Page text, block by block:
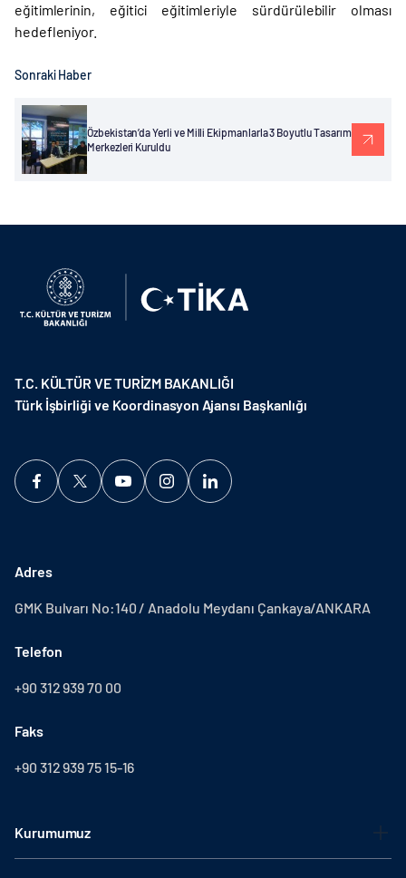
eğitimlerinin, eğitici eğitimleriyle sürdürülebilir olması
hedefleniyor.
Sonraki Haber
Özbekistan’da Yerli ve Milli Ekipmanlarla 3 Boyutlu Tasarım
Merkezleri Kuruldu
T.C. KÜLTÜR VE TURİZM BAKANLIĞI
Türk İşbirliği ve Koordinasyon Ajansı Başkanlığı
Adres
GMK Bulvarı No:140 / Anadolu Meydanı Çankaya/ANKARA
Telefon
+90 312 939 70 00
Faks
+90 312 939 75 15-16
Kurumumuz